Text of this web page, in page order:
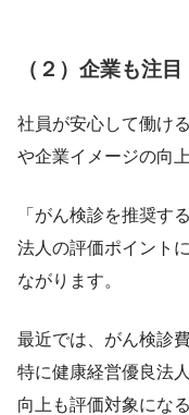
（２）企業も注
社員が安心して働け
や企業イメージの向
「がん検診を推奨す
法人の評価ポイント
ながります。
最近では、がん検診
特に健康経営優良法
向上も評価対象にな